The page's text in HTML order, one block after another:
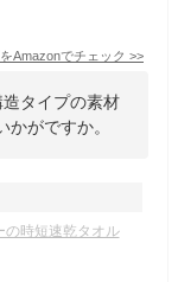
Amazonでチェック >>
タイプの素材
がですか。
の時短速乾タオル